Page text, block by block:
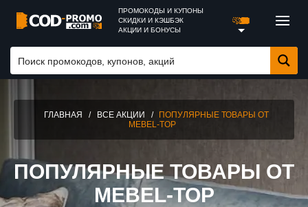
ПРОМОКОДЫ И КУПОНЫ
СКИДКИ И КЭШБЭК
АКЦИИ И БОНУСЫ
ГЛАВНАЯ / ВСЕ АКЦИИ /
ПОПУЛЯРНЫЕ ТОВАРЫ ОТ
MEBEL-TOP
ПОПУЛЯРНЫЕ ТОВАРЫ ОТ
MEBEL-TOP